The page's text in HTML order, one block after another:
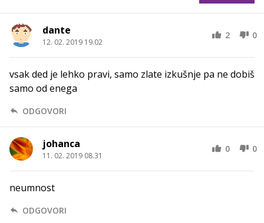
dante
12. 02. 2019 19.02
2 0
vsak ded je lehko pravi, samo zlate izkušnje pa ne dobiš
samo od enega
ODGOVORI
johanca
11. 02. 2019 08.31
0 0
neumnost
ODGOVORI